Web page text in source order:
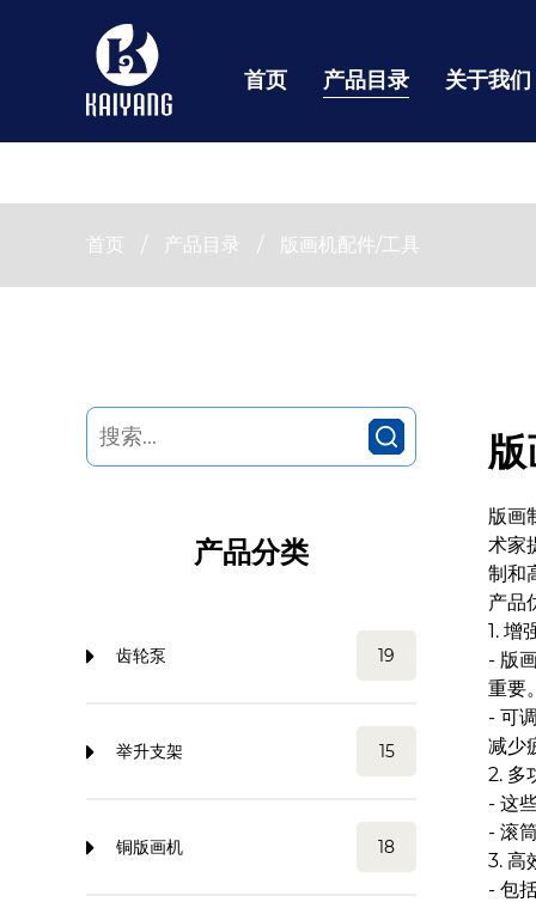
首页 产品目录 关于我们
首页 / 产品目录 / 版画机配件/工具
产品分类
齿轮泵 19
举升支架 15
铜版画机 18
版画
术家
制和
产品
1. 增
- 版
重要
- 可
减少
2. 多
- 这
- 滚
3. 高
- 包